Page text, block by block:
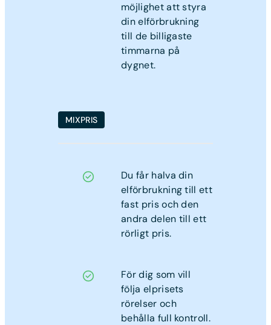
möjlighet att styra
din elförbrukning
till de billigaste
timmarna på
dygnet.
MIXPRIS
Du får halva din
elförbrukning till ett
fast pris och den
andra delen till ett
rörligt pris.
För dig som vill
följa elprisets
rörelser och
behålla full kontroll.